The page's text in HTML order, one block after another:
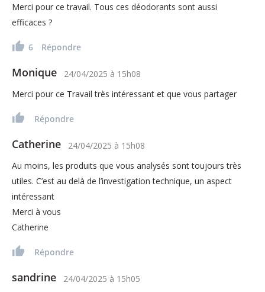
Merci pour ce travail. Tous ces déodorants sont aussi
efficaces ?
6 Répondre
Monique 24/04/2025 à 15h08
Merci pour ce Travail très intéressant et que vous partager
Répondre
Catherine 24/04/2025 à 15h08
Au moins, les produits que vous analysés sont toujours très
utiles. C’est au delà de l’investigation technique, un aspect
intéressant
Merci à vous
Catherine
Répondre
sandrine 24/04/2025 à 15h05